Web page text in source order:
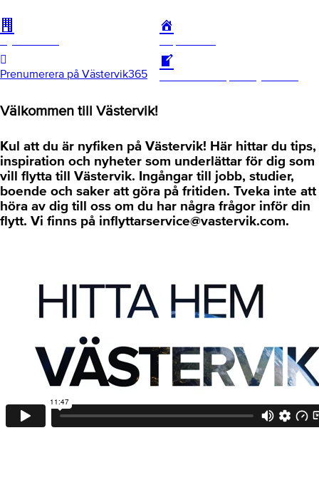
Prenumerera på Västervik365
Välkommen till Västervik!
Kul att du är nyfiken på Västervik! Här hittar du tips,
inspiration och nyheter som underlättar för dig som
vill flytta till Västervik. Ingångar till jobb, studier,
boende och saker att göra på fritiden. Tveka inte att
höra av dig till oss om du har några frågor inför din
flytt. Vi finns på inflyttarservice@vastervik.com.